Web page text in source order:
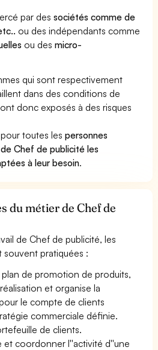
par dessociétés comme de
ou des indépendants comme
ou desmicro-
qui sont respectivement
dans des conditions de
donc exposés à des risques
toutes lespersonnes
Chef de publicité les
à leur besoin.
du métier de Chef de
de Chef de publicité, les
souvent pratiquées :
de promotion de produits,
et organise la
le compte de clients
commerciale définie.
de clients.
et coordonner l''activité d''une